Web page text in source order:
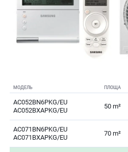
МОДЕЛЬ ПЛОЩА
AC052BN6PKG/EU
AC052BXAPKG/EU
50 m²
AC071BN6PKG/EU
AC071BXAPKG/EU
70 m²